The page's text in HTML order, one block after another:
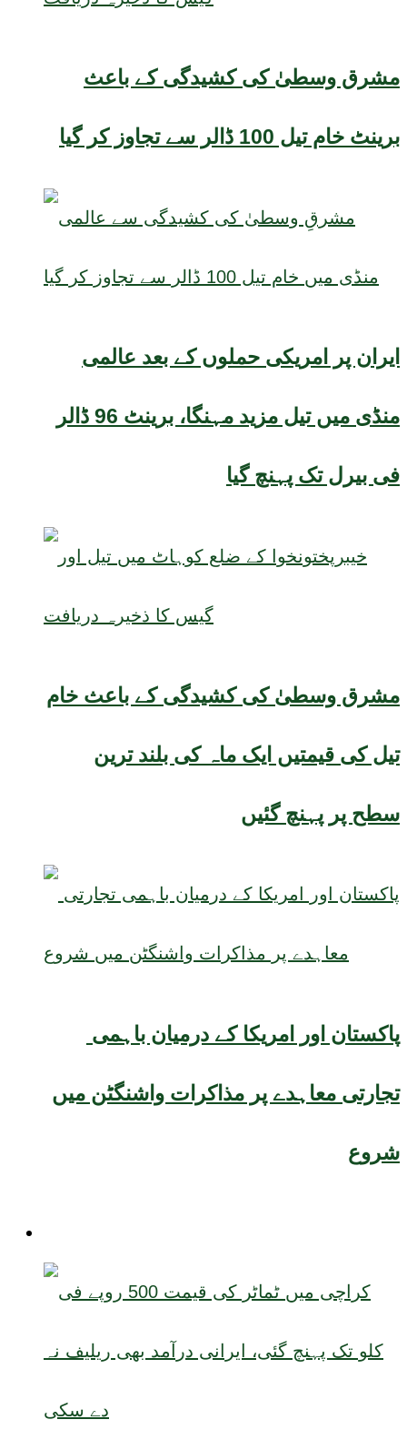
مشرق وسطیٰ کی کشیدگی کے باعث
برینٹ خام تیل 100 ڈالر سے تجاوز کر گیا
ایران پر امریکی حملوں کے بعد عالمی
منڈی میں تیل مزید مہنگا، برینٹ 96 ڈالر
فی بیرل تک پہنچ گیا
مشرق وسطیٰ کی کشیدگی کے باعث خام
تیل کی قیمتیں ایک ماہ کی بلند ترین
سطح پر پہنچ گئیں
تجارتی معاہدے پر مذاکرات واشنگٹن میں
شروع